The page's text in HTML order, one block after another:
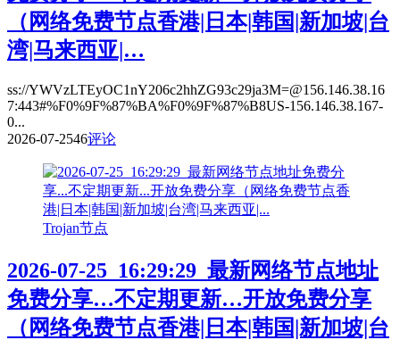
（网络免费节点香港|日本|韩国|新加坡|台
湾|马来西亚|…
ss://YWVzLTEyOC1nY206c2hhZG93c29ja3M=@156.146.38.16
7:443#%F0%9F%87%BA%F0%9F%87%B8US-156.146.38.167-
0...
2026-07-2546评论
Trojan节点
2026-07-25_16:29:29_最新网络节点地址
免费分享…不定期更新…开放免费分享
（网络免费节点香港|日本|韩国|新加坡|台